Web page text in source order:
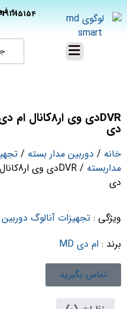
به
دی
خانه / دوربین مدار بسته /
مداربسته
دی
ویژگی : تجهیزات آنالوگ
برند : ام دی MD
تماس بگیرید